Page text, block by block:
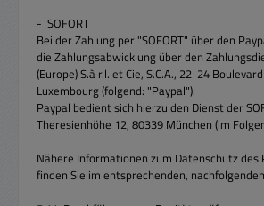
- SOFORT
Bei der Zahlung per "SOFORT" über den
die Zahlungsabwicklung über den
(Europe) S.à r.l. et Cie, S.C.A., 22-24
Luxembourg (folgend: "Paypal").
Paypal bedient sich hierzu den Dienst der
Theresienhöhe 12, 80339 München (im
Nähere Informationen zum Datenschutz des
finden Sie im entsprechenden,